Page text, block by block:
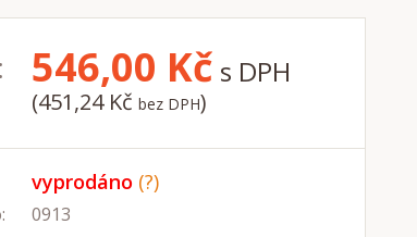
546,00 Kč s DPH
(451,24 Kč bez DPH)
vyprodáno (?)
0913